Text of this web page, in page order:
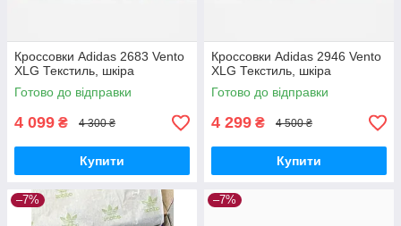
Кроссовки Adidas 2683 Vento
XLG Текстиль, шкіра
Готово до відправки
4 099 ₴ 4 300 ₴
Купити
Кроссовки Adidas 2946 Vento
XLG Текстиль, шкіра
Готово до відправки
4 299 ₴ 4 500 ₴
Купити
–7% –7%